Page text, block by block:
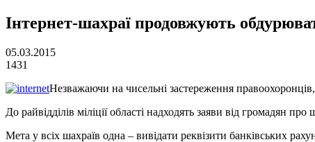
Інтернет-шахраї продовжують
05.03.2015
1431
Незважаючи на чисельні застереження
До райвідділів міліції області надходять заяви від громадян
Мета у всіх шахраїв одна – вивідати реквізити банківських